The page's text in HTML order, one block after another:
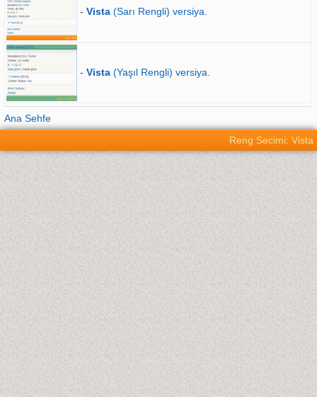
- Vista (Sarı Rengli) versiya.
- Vista (Yaşıl Rengli) versiya.
Ana Sehfe
Reng Secimi: Vista